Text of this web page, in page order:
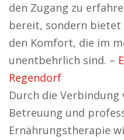
den Zugang zu
bereit, sondern
den Komfort, die im
unentbehrlich sind. –
Regendorf
Durch die
Betreuung und
Ernährungstherapie